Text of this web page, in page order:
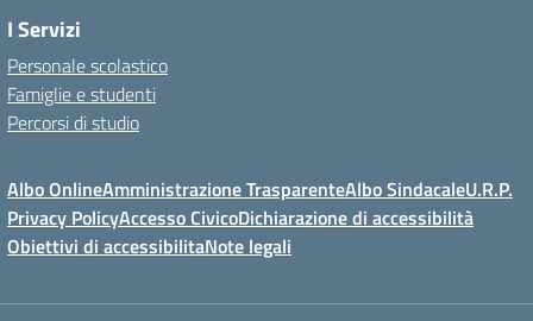
I Servizi
Personale scolastico
Famiglie e studenti
Percorsi di studio
Albo OnlineAmministrazione TrasparenteAlbo SindacaleU.R.P.
Privacy PolicyAccesso CivicoDichiarazione di accessibilità
Obiettivi di accessibilitaNote legali